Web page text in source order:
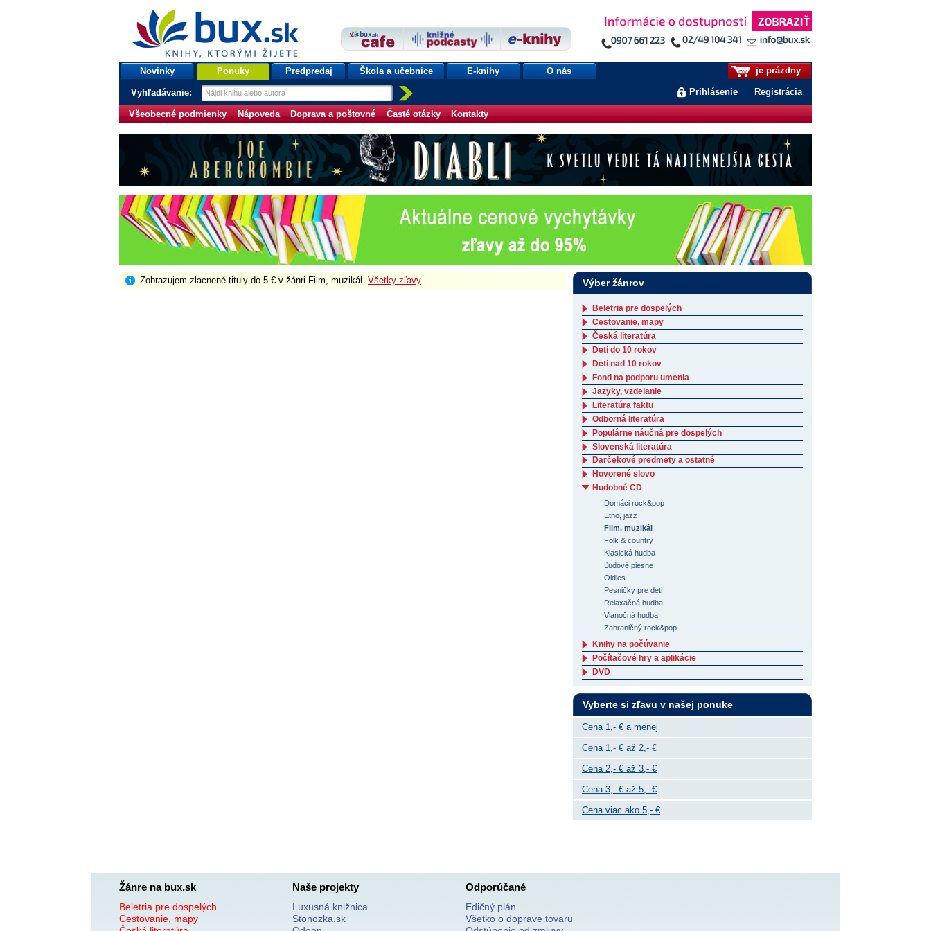
bux.sk
knihy, ktorými žijete
Úvodná stránka
je prázdny
Prihlásenie Registrácia
Novinky Ponuky Predpredaj Škola a učebnice E-knihy O nás
Vyhľadávanie:
Všeobecné podmienky Nápoveda Doprava a poštovné Časté otázky Kontakty
Zobrazujem zlacnené tituly do 5 € v žánri Film, muzikál. Všetky zľavy Výber žánrov
Beletria pre dospelých
Cestovanie, mapy
Česká literatúra
Deti do 10 rokov
Deti nad 10 rokov
Fond na podporu umenia
Jazyky, vzdelanie
Literatúra faktu
Odborná literatúra
Populárne náučná pre dospelých
Slovenská literatúra
Darčekové predmety a ostatné
Hovorené slovo
Hudobné CD
Domáci rock&pop
Etno, jazz
Film, muzikál
Folk & country
Klasická hudba
Ľudové piesne
Oldies
Pesničky pre deti
Relaxačná hudba
Vianočná hudba
Zahraničný rock&pop
Knihy na počúvanie
Počítačové hry a aplikácie
DVD
Vyberte si zľavu v našej ponuke
Cena 1,- € a menej
Cena 1,- € až 2,- €
Cena 2,- € až 3,- €
Cena 3,- € až 5,- €
Cena viac ako 5,- €
Žánre na bux.sk
Beletria pre dospelých
Cestovanie, mapy
Naše projekty
Luxusná knižnica
Stonozka.sk
Odporúčané
Edičný plán
Všetko o doprave tovaru